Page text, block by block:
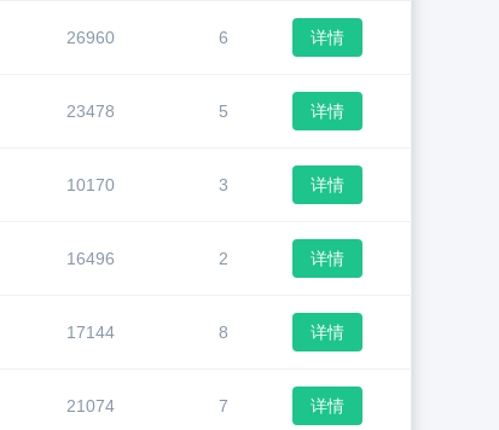
26960 6 详情
23478 5 详情
10170 3 详情
16496 2 详情
17144 8 详情
21074 7 详情